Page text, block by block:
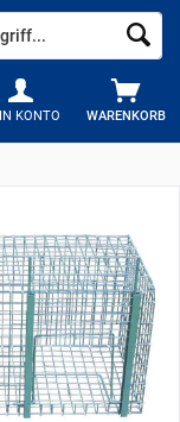
WARENKORB
KONTO